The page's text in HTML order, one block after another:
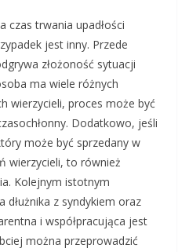
czas trwania upadłości
jest inny. Przede
złożoność sytuacji
ma wiele różnych
wierzycieli, proces może być
Dodatkowo, jeśli
może być sprzedany w
wierzycieli, to również
Kolejnym istotnym
dłużnika z syndykiem oraz
i współpracująca jest
można przeprowadzić